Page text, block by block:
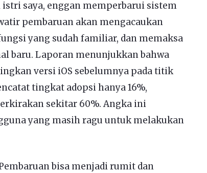
saya, enggan memperbarui sistem
pembaruan akan mengacaukan
yang sudah familiar, dan memaksa
baru. Laporan menunjukkan bahwa
versi iOS sebelumnya pada titik
tingkat adopsi hanya 16%,
sekitar 60%. Angka ini
yang masih ragu untuk melakukan
bisa menjadi rumit dan